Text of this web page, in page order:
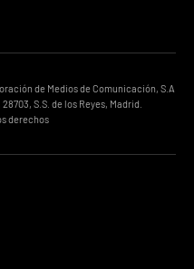
de Medios de Comunicación, S.A
S.S. de los Reyes, Madrid.
derechos